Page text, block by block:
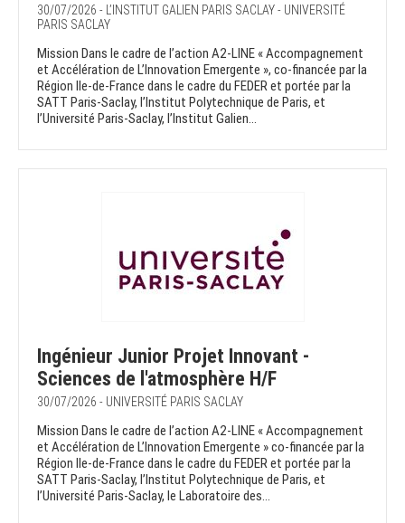
30/07/2026 - L’INSTITUT GALIEN PARIS SACLAY - UNIVERSITÉ
PARIS SACLAY
Mission Dans le cadre de l’action A2-LINE « Accompagnement
et Accélération de L’Innovation Emergente », co-financée par la
Région Ile-de-France dans le cadre du FEDER et portée par la
SATT Paris-Saclay, l’Institut Polytechnique de Paris, et
l’Université Paris-Saclay, l’Institut Galien...
Ingénieur Junior Projet Innovant -
Sciences de l'atmosphère H/F
30/07/2026 - UNIVERSITÉ PARIS SACLAY
Mission Dans le cadre de l’action A2-LINE « Accompagnement
et Accélération de L’Innovation Emergente » co-financée par la
Région Ile-de-France dans le cadre du FEDER et portée par la
SATT Paris-Saclay, l’Institut Polytechnique de Paris, et
l’Université Paris-Saclay, le Laboratoire des...